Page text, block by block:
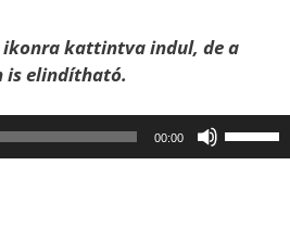
ikonra kattintva indul, de a
is elindítható.
00:00
A
hangerő